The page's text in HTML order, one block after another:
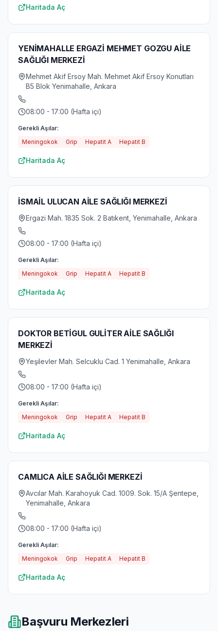
Haritada Aç
YENİMAHALLE ERGAZİ MEHMET GOZGU AİLE
SAĞLIĞI MERKEZİ
Mehmet Akif Ersoy Mah. Mehmet Akif Ersoy Konutları
B5 Blok Yenimahalle, Ankara
08:00 - 17:00 (Hafta içi)
Gerekli Aşılar:
Meningokok
Grip Hepatit A Hepatit B
Haritada Aç
İSMAİL ULUCAN AİLE SAĞLIĞI MERKEZİ
Ergazi Mah. 1835 Sok. 2 Batıkent, Yenimahalle, Ankara
08:00 - 17:00 (Hafta içi)
Gerekli Aşılar:
Meningokok
Grip Hepatit A Hepatit B
Haritada Aç
DOKTOR BETİGUL GULİTER AİLE SAĞLIĞI
MERKEZİ
Yeşilevler Mah. Selcuklu Cad. 1 Yenimahalle, Ankara
08:00 - 17:00 (Hafta içi)
Gerekli Aşılar:
Meningokok
Grip Hepatit A Hepatit B
Haritada Aç
CAMLICA AİLE SAĞLIĞI MERKEZİ
Avcılar Mah. Karahoyuk Cad. 1009. Sok. 15/A Şentepe,
Yenimahalle, Ankara
08:00 - 17:00 (Hafta içi)
Gerekli Aşılar:
Meningokok
Grip Hepatit A Hepatit B
Haritada Aç
Başvuru Merkezleri